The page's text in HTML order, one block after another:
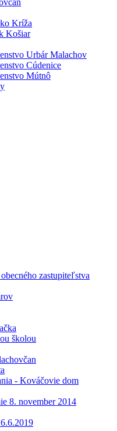
Kríža
Košiar
Urbár Malachov
Cúdenice
Mútnô
zastupiteľstva
školou
- Kováčovie dom
8. november 2014